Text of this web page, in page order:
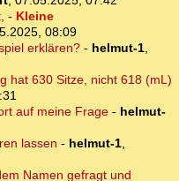
- Kleine
08:09
erklären?- helmut-1,
hat 630 Sitze, nicht 618 (mL)
auf meine Frage- helmut-
lassen - helmut-1,
Namen gefragt und